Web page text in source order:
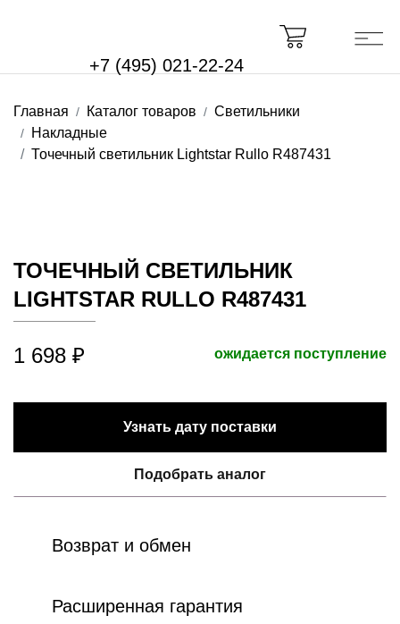
+7 (495) 021-22-24
Главная Каталог товаров
Светильники
Накладные
Точечный светильник Lightstar Rullo R487431
ТОЧЕЧНЫЙ СВЕТИЛЬНИК
LIGHTSTAR RULLO R487431
1 698 ₽ ожидается поступление
Узнать дату поставки
Подобрать аналог
Возврат и обмен
Расширенная гарантия